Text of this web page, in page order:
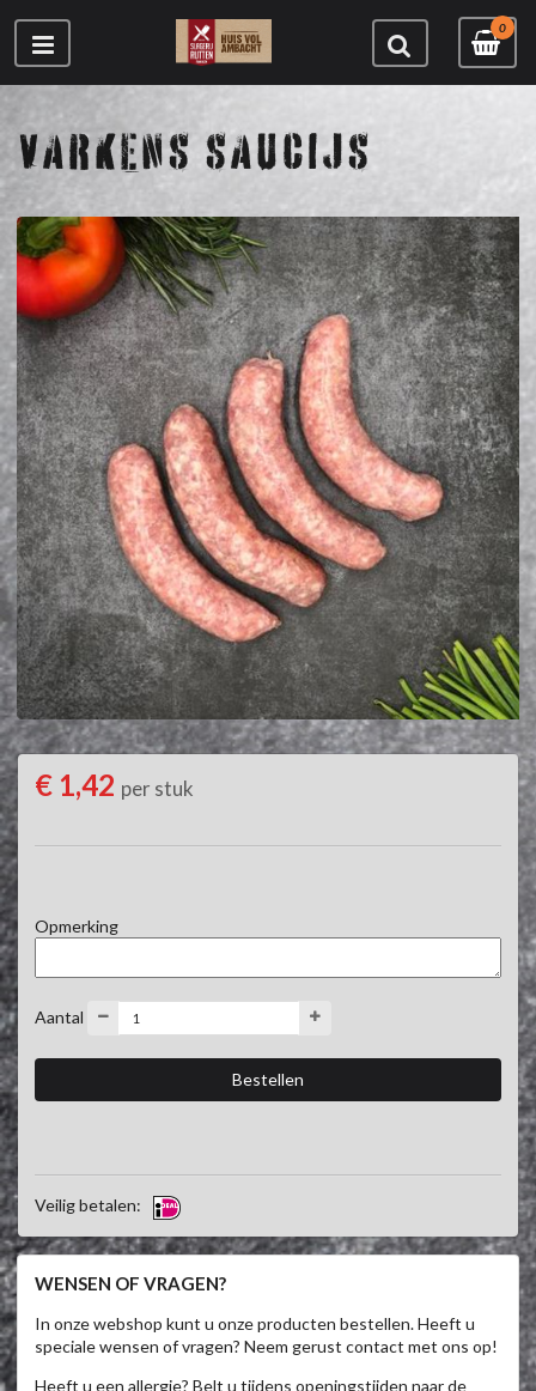
0
VARKENS SAUCIJS
€ 1,42 per stuk
Opmerking
Aantal
Veilig betalen:
WENSEN OF VRAGEN?
In onze webshop kunt u onze producten bestellen. Heeft u
speciale wensen of vragen? Neem gerust contact met ons op!
Heeft u een allergie? Belt u tijdens openingstijden naar de